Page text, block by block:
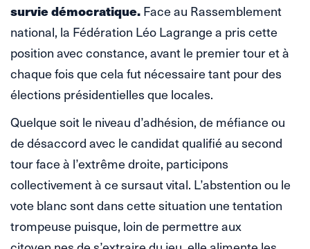
survie démocratique. Face au Rassemblement
national, la Fédération Léo Lagrange a pris cette
position avec constance, avant le premier tour et à
chaque fois que cela fut nécessaire tant pour des
élections présidentielles que locales.
Quelque soit le niveau d’adhésion, de méfiance ou
de désaccord avec le candidat qualifié au second
tour face à l’extrême droite, participons
collectivement à ce sursaut vital. L’abstention ou le
vote blanc sont dans cette situation une tentation
trompeuse puisque, loin de permettre aux